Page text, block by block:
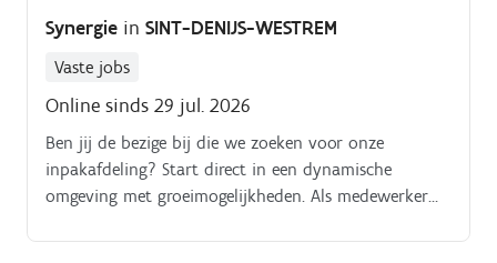
basis van de behoeften van de klant Je belt leads op
en overtuigt hen met sterke en doelgerichte
Synergie in SINT-DENIJS-WESTREM
Vaste jobs
Online sinds 29 jul. 2026
Ben jij de bezige bij die we zoeken voor onze
inpakafdeling? Start direct in een dynamische
omgeving met groeimogelijkheden. Als medewerker
versnijden en verpakken van vleeswaren. Je zal